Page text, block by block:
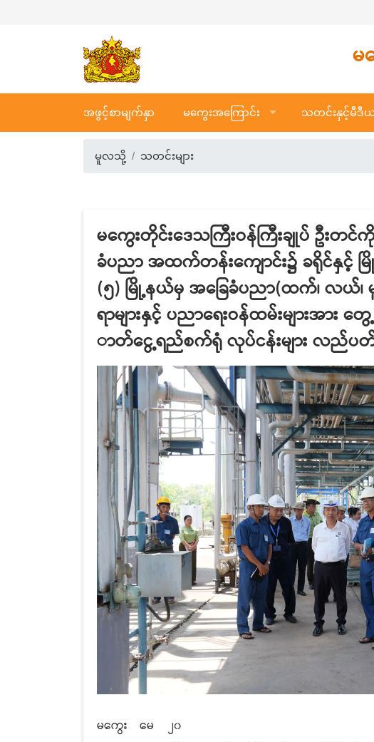
မ
အဖွင့်စာမျက်နှာ မကွေးအကြောင်း သတင်းနှင့်မီဒီယာ
မူလသို့ သတင်းများ
မကွေးတိုင်းဒေသကြီးဝန်ကြီးချုပ် ဦးတ
ခံပညာ အထက်တန်းကျောင်း၌ ခရိုင်နှင့် မ
(၅) မြို့နယ်မှ အခြေခံပညာ(ထက်၊ လယ်၊
ရာများနှင့် ပညာရေးဝန်ထမ်းများအား
ာတ်ငွေ့ရည်စက်ရုံ လုပ်ငန်းများ လည်ပ
မကွေး မေ
၂၀